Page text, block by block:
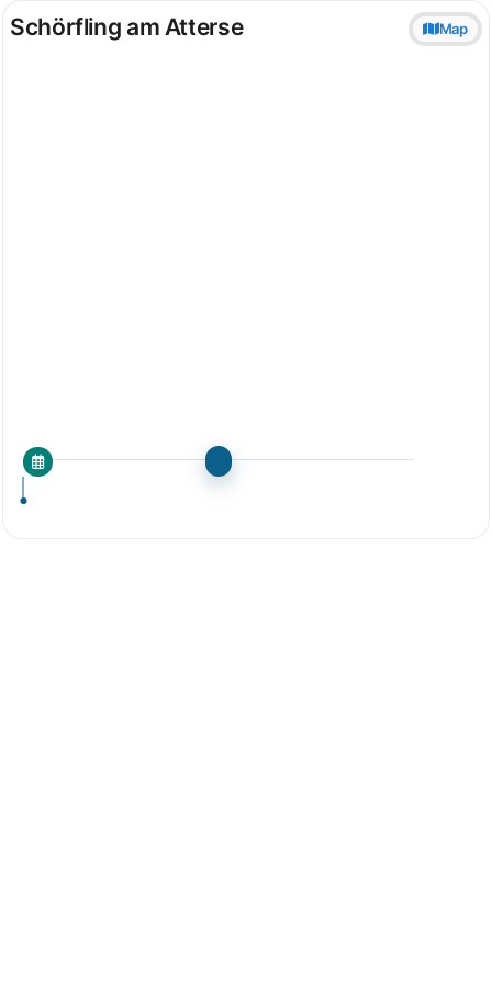
Schörfling am Atterse Map